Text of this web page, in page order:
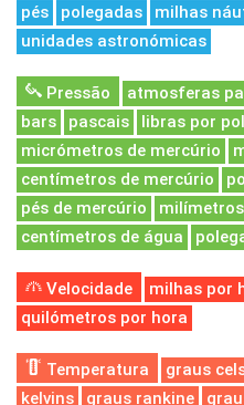
pés
polegadas milhas
unidades astronómicas
Pressão atmosferas
bars
pascais libras por
micrómetros de mercúrio
centímetros de mercúrio
pés de mercúrio
centímetros de água
Velocidade milhas por
quilómetros por hora
Temperatura graus
kelvins
graus rankine